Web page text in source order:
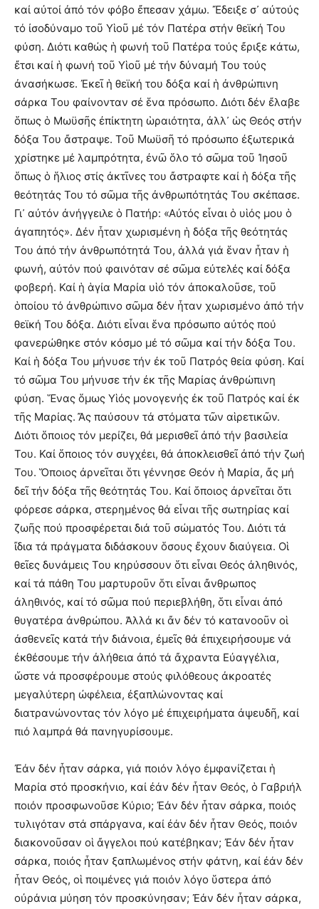
καί αὐτοί ἀπό τόν φόβο ἔπεσαν χάμω. Ἔδειξε σ᾽ αὐτούς
τό ἰσοδύναμο τοῦ Υἱοῦ μέ τόν Πατέρα στήν θεϊκή Του
φύση. Διότι καθώς ἡ φωνή τοῦ Πατέρα τούς ἔριξε κάτω,
ἔτσι καί ἡ φωνή τοῦ Υἱοῦ μέ τήν δύναμή Του τούς
ἀνασήκωσε. Ἐκεῖ ἡ θεϊκή του δόξα καί ἡ ἀνθρώπινη
σάρκα Του φαίνονταν σέ ἕνα πρόσωπο. Διότι δέν ἔλαβε
ὅπως ὁ Μωϋσῆς ἐπίκτητη ὡραιότητα, ἀλλ᾽ ὡς Θεός στήν
δόξα Του ἄστραψε. Τοῦ Μωϋσῆ τό πρόσωπο ἐξωτερικά
χρίστηκε μέ λαμπρότητα, ἐνῶ ὅλο τό σῶμα τοῦ Ἰησοῦ
ὅπως ὁ ἥλιος στίς ἀκτῖνες του ἄστραφτε καί ἡ δόξα τῆς
θεότητάς Του τό σῶμα τῆς ἀνθρωπότητάς Του σκέπασε.
Γι᾽ αὐτόν ἀνήγγειλε ὁ Πατήρ: «Αὐτός εἶναι ὁ υἱός μου ὁ
ἀγαπητός». Δέν ἦταν χωρισμένη ἡ δόξα τῆς θεότητάς
Του ἀπό τήν ἀνθρωπότητά Του, ἀλλά γιά ἕναν ἦταν ἡ
φωνή, αὐτόν πού φαινόταν σέ σῶμα εὐτελές καί δόξα
φοβερή. Καί ἡ ἁγία Μαρία υἱό τόν ἀποκαλοῦσε, τοῦ
ὁποίου τό ἀνθρώπινο σῶμα δέν ἦταν χωρισμένο ἀπό τήν
θεϊκή Του δόξα. Διότι εἶναι ἕνα πρόσωπο αὐτός πού
φανερώθηκε στόν κόσμο μέ τό σῶμα καί τήν δόξα Του.
Καί ἡ δόξα Του μήνυσε τήν ἐκ τοῦ Πατρός θεία φύση. Καί
τό σῶμα Του μήνυσε τήν ἐκ τῆς Μαρίας ἀνθρώπινη
φύση. Ἕνας ὅμως Υἱός μονογενής ἐκ τοῦ Πατρός καί ἐκ
τῆς Μαρίας. Ἄς παύσουν τά στόματα τῶν αἱρετικῶν.
Διότι ὅποιος τόν μερίζει, θά μερισθεῖ ἀπό τήν βασιλεία
Του. Καί ὅποιος τόν συγχέει, θά ἀποκλεισθεῖ ἀπό τήν ζωή
Του. Ὅποιος ἀρνεῖται ὅτι γέννησε Θεόν ἡ Μαρία, ἄς μή
δεῖ τήν δόξα τῆς θεότητάς Του. Καί ὅποιος ἀρνεῖται ὅτι
φόρεσε σάρκα, στερημένος θά εἶναι τῆς σωτηρίας καί
ζωῆς πού προσφέρεται διά τοῦ σώματός Του. Διότι τά
ἴδια τά πράγματα διδάσκουν ὅσους ἔχουν διαύγεια. Οἱ
θεῖες δυνάμεις Του κηρύσσουν ὅτι εἶναι Θεός ἀληθινός,
καί τά πάθη Του μαρτυροῦν ὅτι εἶναι ἄνθρωπος
ἀληθινός, καί τό σῶμα πού περιεβλήθη, ὅτι εἶναι ἀπό
θυγατέρα ἀνθρώπου. Ἀλλά κι ἄν δέν τό κατανοοῦν οἱ
ἀσθενεῖς κατά τήν διάνοια, ἐμεῖς θά ἐπιχειρήσουμε νά
ἐκθέσουμε τήν ἀλήθεια ἀπό τά ἄχραντα Εὐαγγέλια,
ὥστε νά προσφέρουμε στούς φιλόθεους ἀκροατές
μεγαλύτερη ὠφέλεια, ἐξαπλώνοντας καί
διατρανώνοντας τόν λόγο μέ ἐπιχειρήματα ἀψευδῆ, καί
πιό λαμπρά θά πανηγυρίσουμε.
Ἐάν δέν ἦταν σάρκα, γιά ποιόν λόγο ἐμφανίζεται ἡ
Μαρία στό προσκήνιο, καί ἐάν δέν ἦταν Θεός, ὁ Γαβριήλ
ποιόν προσφωνοῦσε Κύριο; Ἐάν δέν ἦταν σάρκα, ποιός
τυλιγόταν στά σπάργανα, καί ἐάν δέν ἦταν Θεός, ποιόν
διακονοῦσαν οἱ ἄγγελοι πού κατέβηκαν; Ἐάν δέν ἦταν
σάρκα, ποιός ἦταν ξαπλωμένος στήν φάτνη, καί ἐάν δέν
ἦταν Θεός, οἱ ποιμένες γιά ποιόν λόγο ὕστερα ἀπό
οὐράνια μύηση τόν προσκύνησαν; Ἐάν δέν ἦταν σάρκα,